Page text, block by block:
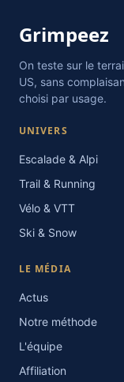
Grimpeez
On teste sur le
US, sans
choisi par usage.
UNIVERS
Escalade & Alpi
Trail & Running
Vélo & VTT
Ski & Snow
LE MÉDIA
Actus
Notre méthode
L'équipe
Affiliation